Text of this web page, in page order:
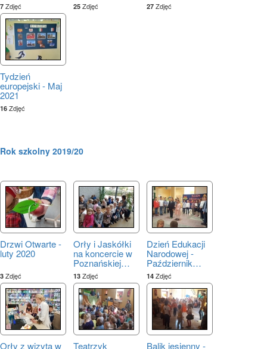
7 Zdjęć 25 Zdjęć 27 Zdjęć
Tydzień
europejski - Maj
2021
16 Zdjęć
Rok szkolny 2019/20
Drzwi Otwarte -
luty 2020
3 Zdjęć
Orły i Jaskółki
na koncercie w
Poznańskiej…
13 Zdjęć
Dzień Edukacji
Narodowej -
Październik…
14 Zdjęć
Orły z wizytą w Teatrzyk Balik jesienny -